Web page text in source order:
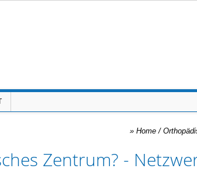
» Home/
Zentrum? -